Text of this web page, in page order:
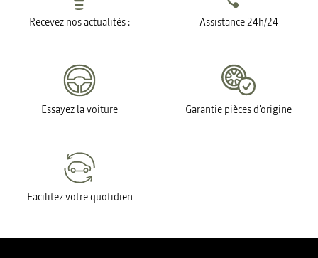
Recevez nos actualités : Assistance 24h/24
Essayez la voiture Garantie pièces d'origine
Facilitez votre quotidien